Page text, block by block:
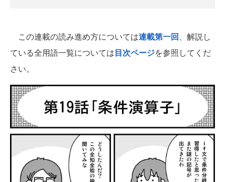
この連載の読み進め方については連載第一回、解説し
ている全用語一覧については目次ページを参照してくだ
さい。